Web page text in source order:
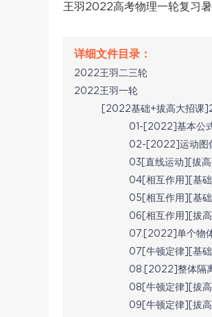
王羽2022高考物理一轮复习
2022王羽二三轮
2022王羽一轮
[2022基础+拔高大招课
01-[2022]基本公
02-[2022]运动图
03[直线运动][拔高
04[相互作用][基础
05[相互作用][基础
06[相互作用][拔高
07.[2022]单个物
07[牛顿定律][基础
08.[2022]整体隔
08[牛顿定律][拔高
09[牛顿定律][拔高